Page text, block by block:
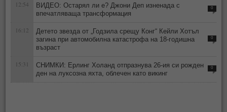
12:54
ВИДЕО: Остарял ли е? Джони Деп изненада с
впечатляваща трансформация
0
16:12
Детето звезда от „Годзила срещу Конг“ Кейли Хотъл
загина при автомобилна катастрофа на 18-годишна
възраст
0
15:31
СНИМКИ: Ерлинг Холанд отпразнува 26-ия си рожден
ден на луксозна яхта, облечен като викинг
0